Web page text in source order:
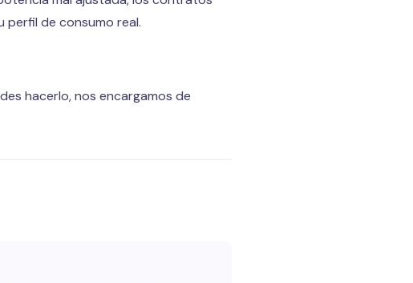
perfil de consumo real.
hacerlo, nos encargamos de